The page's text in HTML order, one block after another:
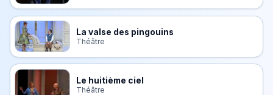
La valse des pingouins
Théâtre
Le huitième ciel
Théâtre